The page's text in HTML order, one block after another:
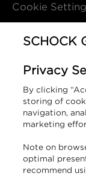
Cookie
Kontakt
SCHOCK
94209 Regen
Deutschland
T +49 9921
SCHOCK
Privacy
By clicking
storing of
navigation,
marketing
Note on
optimal
recommend